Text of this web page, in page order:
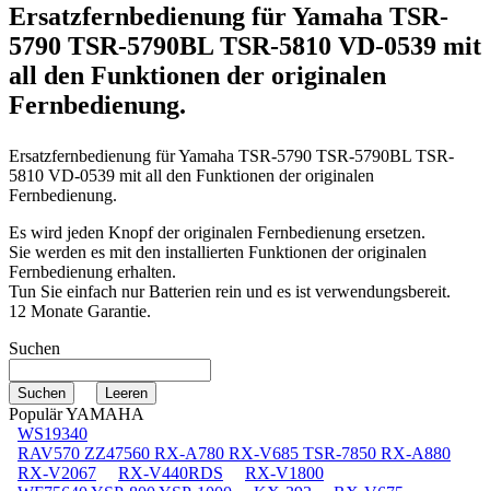
Ersatzfernbedienung fürYamaha TSR-
5790 TSR-5790BL TSR-5810 VD-0539 mit
all den Funktionen der originalen
Fernbedienung.
Ersatzfernbedienung fürYamaha TSR-5790 TSR-5790BL TSR-
5810 VD-0539 mit all den Funktionen der originalen
Fernbedienung.
Es wird jeden Knopf der originalen Fernbedienung ersetzen.
Sie werden es mit den installierten Funktionen der originalen
Fernbedienung erhalten.
Tun Sie einfach nur Batterien rein und es ist verwendungsbereit.
12 Monate Garantie.
Suchen
Populär YAMAHA
WS19340
RAV570 ZZ47560 RX-A780 RX-V685 TSR-7850 RX-A880
RX-V2067
RX-V440RDS
RX-V1800